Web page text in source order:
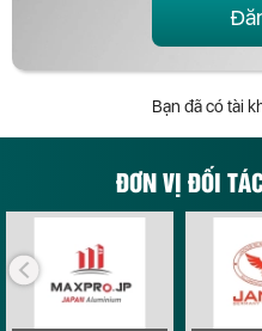
Bạn đã có tài
ĐƠN VỊ ĐỐI